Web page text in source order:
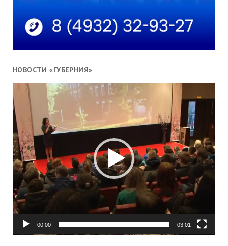
НОВОСТИ «ГУБЕРНИЯ»
Видеоплеер
00:00 03:01